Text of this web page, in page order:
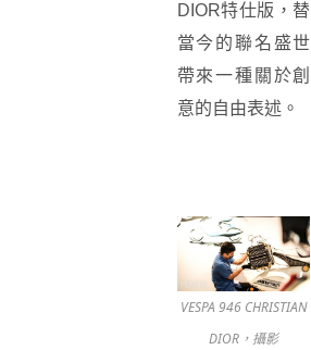
DIOR特仕版，替
當今的聯名盛世
帶來一種關於創
意的自由表述。
VESPA 946 CHRISTIAN
DIOR，攝影